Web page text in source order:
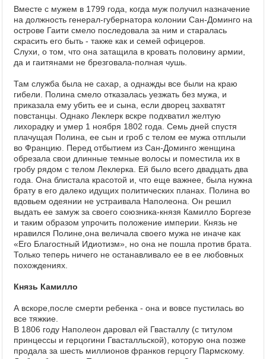
Вместе с мужем в 1799 года, когда муж получил назначение
на должность генерал-губернатора колонии Сан-Доминго на
острове Гаити смело последовала за ним и старалась
скрасить его быть - также как и семей офицеров.
Слухи, о том, что она затащила в кровать половину армии,
да и гаитянами не брезговала-полная чушь.
Там служба была не сахар, а однажды все были на краю
гибели. Полина смело отказалась уезжать без мужа, и
приказала ему убить ее и сына, если дворец захватят
повстанцы. Однако Леклерк вскре подхватил желтую
лихорадку и умер 1 ноября 1802 года. Семь дней спустя
плачущая Полина, ее сын и гроб с телом ее мужа отплыли
во Францию. Перед отбытием из Сан-Доминго женщина
обрезала свои длинные темные волосы и поместила их в
гробу рядом с телом Леклерка. Ей было всего двадцать два
года. Она блистала красотой и, что еще важнее, была нужна
брату в его далеко идущих политических планах. Полина во
вдовьем одеянии не устраивала Наполеона. Он решил
выдать ее замуж за своего союзника-князя Камилло Боргезе
и таким образом упрочить положение империи. Князь не
нравился Полине,она величала своего мужа не иначе как
«Его Благостный Идиотизм», но она не пошла против брата.
Только теперь ничего не останавливало ее в ее любовных
похождениях.
Князь Камилло
А вскоре,после смерти ребенка - она и вовсе пустилась во
все тяжкие.
В 1806 году Наполеон даровал ей Гвасталлу (с титулом
принцессы и герцогини Гвасталльской), которую она позже
продала за шесть миллионов франков герцогу Пармскому.